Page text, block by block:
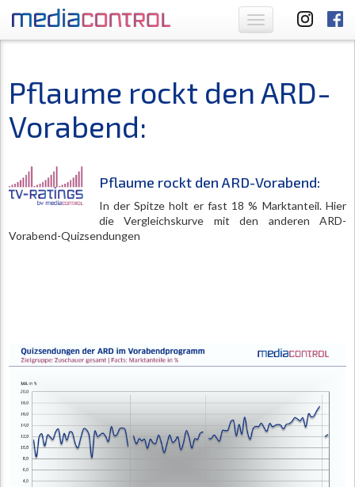
Toggle
navigation
Pflaume rockt den ARD-
Vorabend:
Pflaume rockt den ARD-Vorabend:
In der Spitze holt er fast 18 % Marktanteil. Hier
die Vergleichskurve mit den anderen ARD-
Vorabend-Quizsendungen